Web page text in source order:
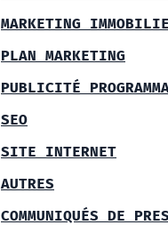
MARKETING
PLAN MARKETING
PUBLICITÉ
SEO
SITE INTERNET
AUTRES
COMMUNIQUÉS DE